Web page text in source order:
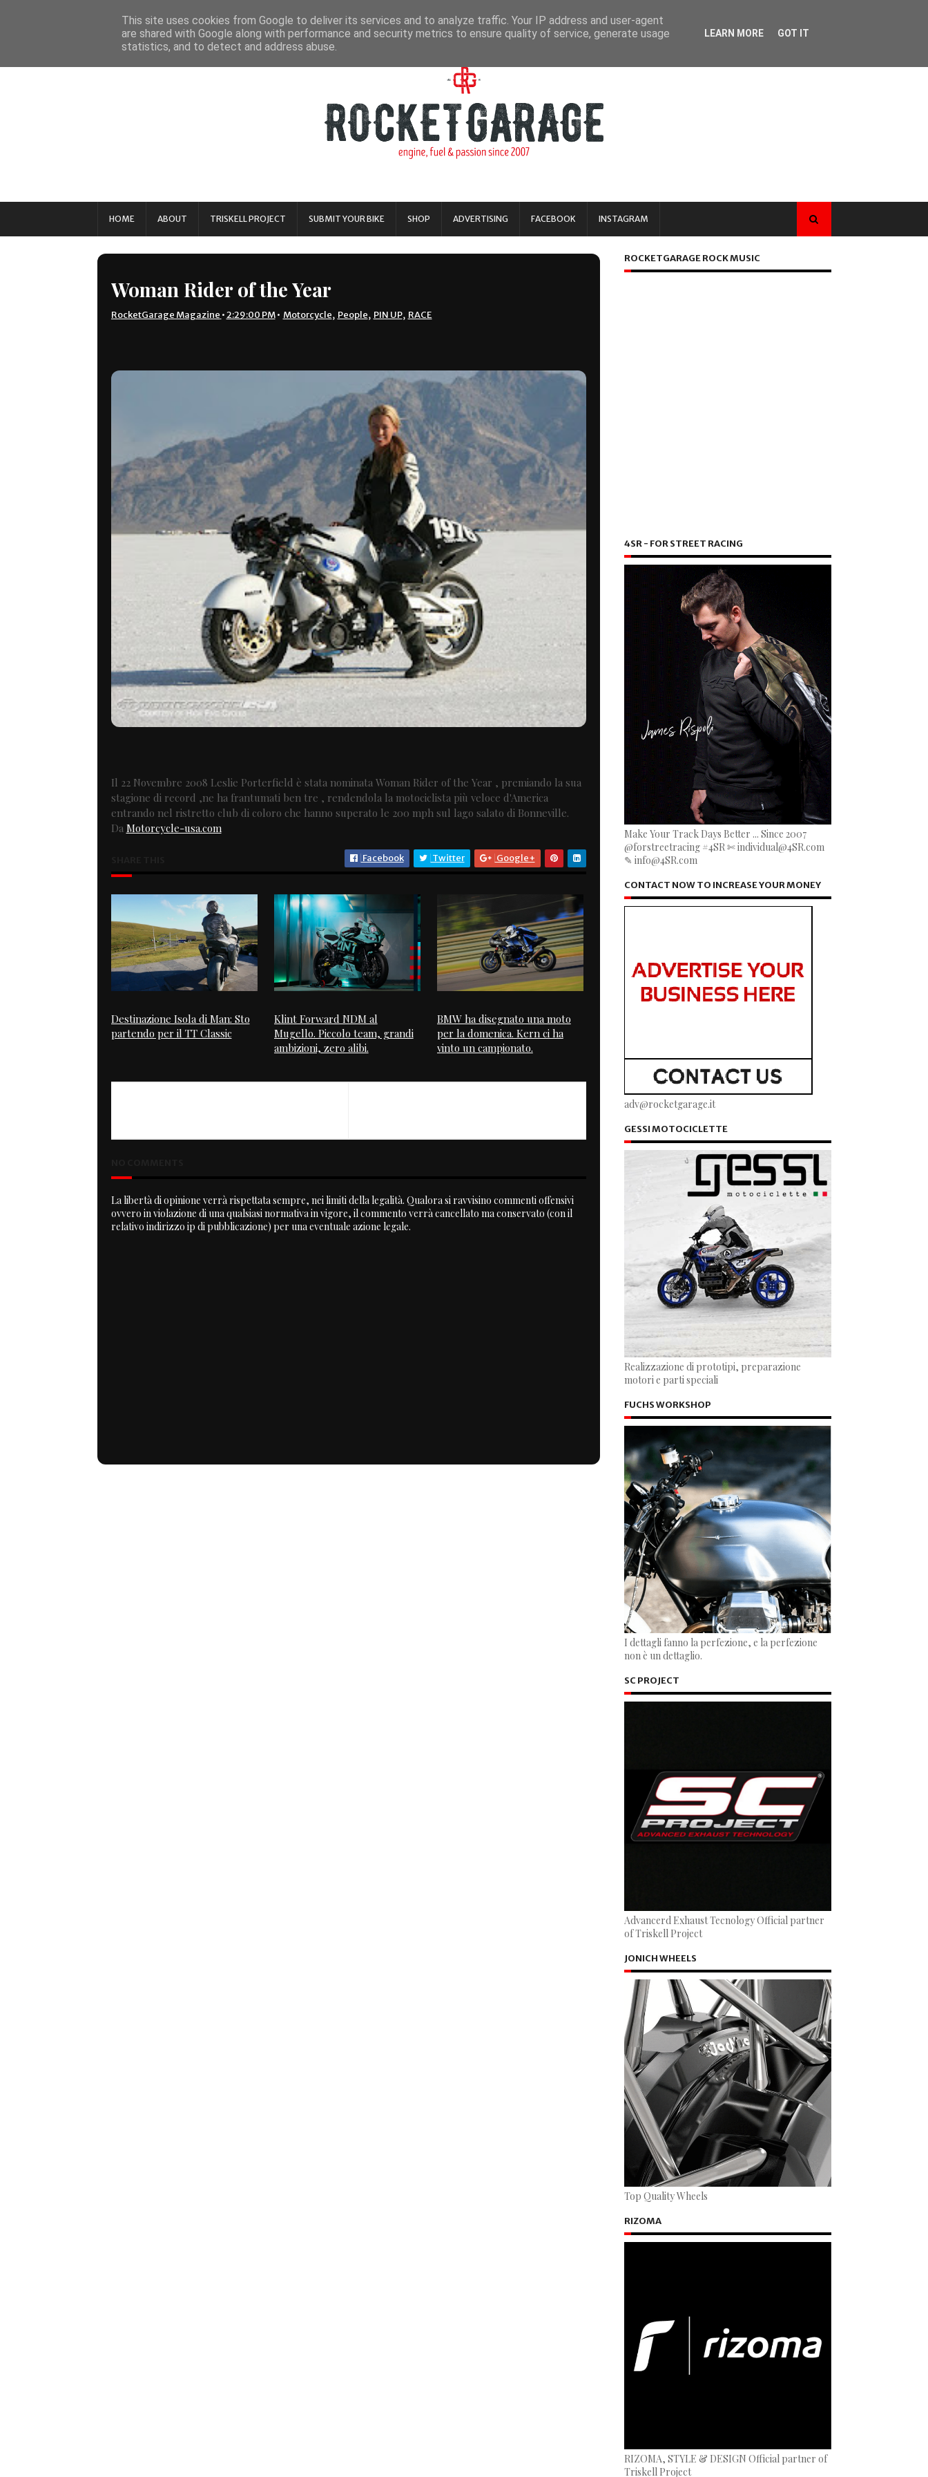
HOME ABOUT TRISKELL PROJECT SUBMIT YOUR BIKE SHOP ADVERTISING FACEBOOK INSTAGRAM
Woman Rider of the Year
RocketGarage Magazine •2:29:00 PM • Motorcycle, People, PIN UP, RACE
Il 22 Novembre 2008 Leslie Porterfield è stata nominata Woman Rider of the Year , premiando la sua
stagione di record ,ne ha frantumati ben tre , rendendola la motociclista più veloce d'America
entrando nel ristretto club di coloro che hanno superato le 200 mph sul lago salato di Bonneville.
Da Motorcycle-usa.com
Facebook Twitter Google+
Destinazione Isola di Man: Sto
partendo per il TT Classic
Klint Forward NDM al
Mugello. Piccolo team, grandi
ambizioni, zero alibi.
BMW ha disegnato una moto
per la domenica. Kern ci ha
vinto un campionato.
La libertà di opinione verrà rispettata sempre, nei limiti della legalità. Qualora si ravvisino commenti offensivi
ovvero in violazione di una qualsiasi normativa in vigore, il commento verrà cancellato ma conservato (con il
relativo indirizzo ip di pubblicazione) per una eventuale azione legale.
ROCKETGARAGE ROCK MUSIC
4SR - FOR STREET RACING
Make Your Track Days Better ... Since 2007
@forstreetracing #4SR ✄ individual@4SR.com
✎ info@4SR.com
CONTACT NOW TO INCREASE YOUR MONEY
adv@rocketgarage.it
GESSI MOTOCICLETTE
Realizzazione di prototipi, preparazione
motori e parti speciali
FUCHS WORKSHOP
I dettagli fanno la perfezione, e la perfezione
non è un dettaglio.
SC PROJECT
Advancerd Exhaust Tecnology Official partner
of Triskell Project
JONICH WHEELS
Top Quality Wheels
RIZOMA
RIZOMA, STYLE & DESIGN Official partner of
Triskell Project
This site uses cookies from Google to deliver its services and to analyze traffic. Your IP address and user-agent
are shared with Google along with performance and security metrics to ensure quality of service, generate usage
statistics, and to detect and address abuse.
LEARN MORE GOT IT